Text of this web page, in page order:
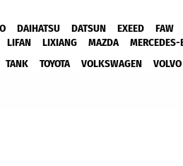
DAIHATSU DATSUN EXEED FAW
LIFAN LIXIANG MAZDA MERCEDES-
TANK TOYOTA VOLKSWAGEN VOLVO